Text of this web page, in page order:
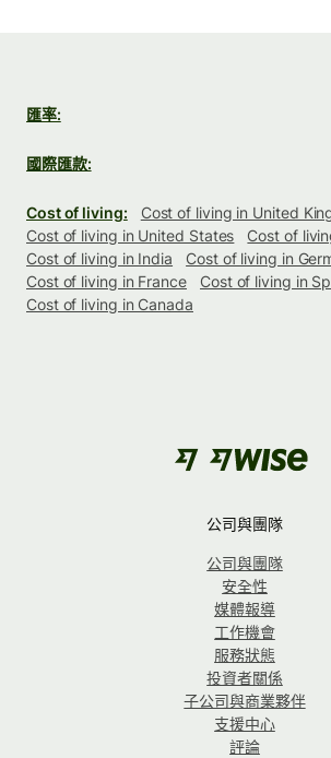
匯率:
國際匯款:
Cost of living:
Cost of living in United
Cost of living in United States
Cost of
Cost of living in India
Cost of living in
Cost of living in France
Cost of living in
Cost of living in Canada
公司與團隊
公司與團隊
安全性
媒體報導
工作機會
服務狀態
投資者關係
子公司與商業夥伴
支援中心
評論